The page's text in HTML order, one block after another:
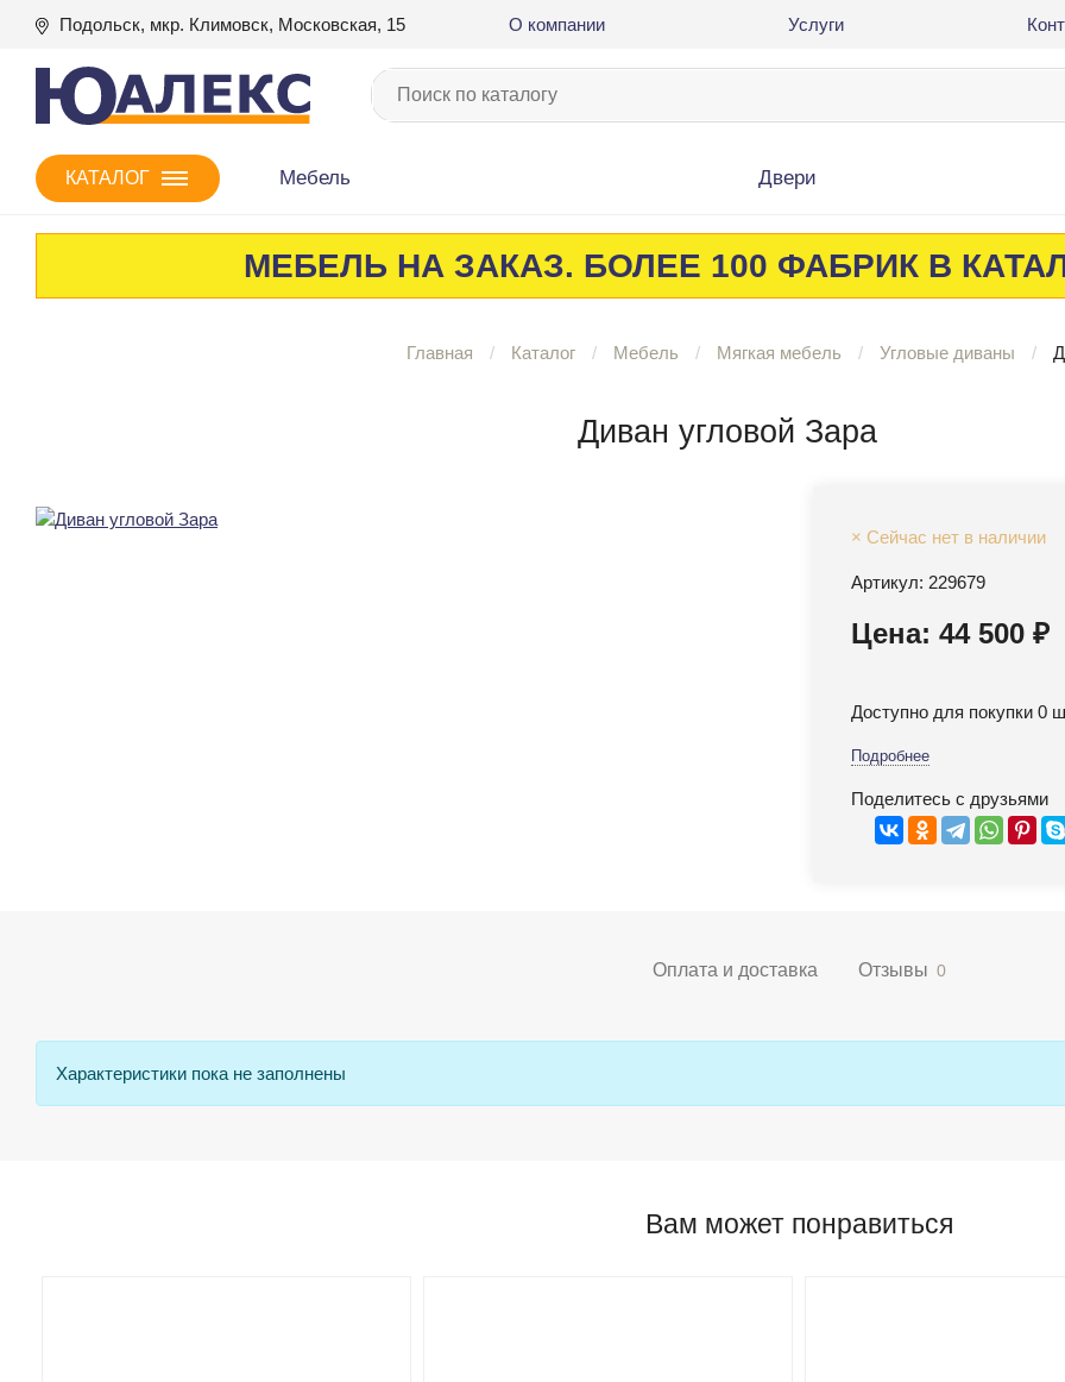
Подольск, мкр. Климовск, Московская, 15 О компании Услуги
КАТАЛОГ Мебель Двери
МЕБЕЛЬ НА ЗАКАЗ. БОЛЕЕ 100 ФАБРИК В
Главная Каталог Мебель Мягкая мебель Угловые диваны
Диван угловой Зара
× Сейчас нет в наличии
Артикул: 229679
Цена: 44 500 ₽
Доступно для покупки 0
Подробнее
Поделитесь с друзьями
Оплата и доставка Отзывы 0
Характеристики пока не заполнены
Вам может понравиться